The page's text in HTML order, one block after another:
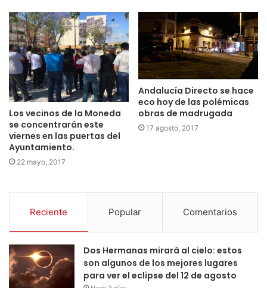
Los vecinos de la Moneda
se concentrarán este
viernes en las puertas del
Ayuntamiento.
22 mayo, 2017
Andalucía Directo se hace
eco hoy de las polémicas
obras de madrugada
17 agosto, 2017
Reciente Popular Comentarios
Dos Hermanas mirará al cielo: estos
son algunos de los mejores lugares
para ver el eclipse del 12 de agosto